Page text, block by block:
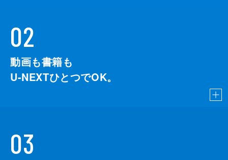
02
動画も書籍も
U-NEXTひとつでOK。
03